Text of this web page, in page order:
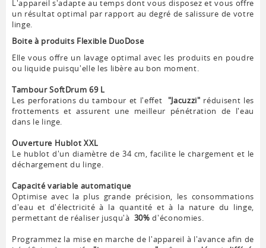
L'appareil s'adapte au temps dont vous disposez et vous offre
un résultat optimal par rapport au degré de salissure de votre
linge.
Boite à produits Flexible DuoDose
Elle vous offre un lavage optimal avec les produits en poudre
ou liquide puisqu'elle les libère au bon moment.
Tambour SoftDrum 69 L
Les perforations du tambour et l'effet "Jacuzzi" réduisent les
frottements et assurent une meilleur pénétration de l'eau
dans le linge.
Ouverture Hublot XXL
Le hublot d'un diamètre de 34 cm, facilite le chargement et le
déchargement du linge.
Capacité variable automatique
Optimise avec la plus grande précision, les consommations
d'eau et d'électricité à la quantité et à la nature du linge,
permettant de réaliser jusqu'à 30% d'économies.
Programmez la mise en marche de l'appareil à l'avance afin de